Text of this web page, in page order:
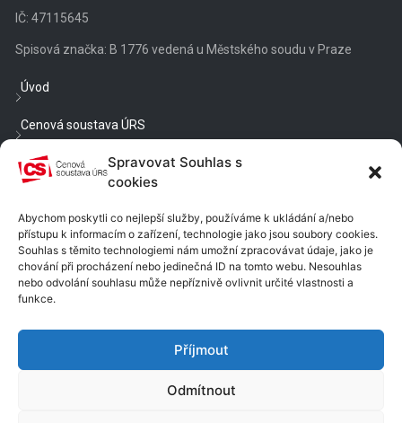
Spravovat Souhlas s
cookies
Abychom poskytli co nejlepší služby, používáme k ukládání a/nebo
přístupu k informacím o zařízení, technologie jako jsou soubory cookies.
Souhlas s těmito technologiemi nám umožní zpracovávat údaje, jako je
chování při procházení nebo jedinečná ID na tomto webu. Nesouhlas
nebo odvolání souhlasu může nepříznivě ovlivnit určité vlastnosti a
funkce.
Příjmout
Odmítnout
IČ: 47115645
Spisová značka: B 1776 vedená u Městského soudu v Praze
Úvod
Cenová soustava ÚRS
Veřejné zakázky
Blog
Cenové a technické podmínky
Dostávat e-mailem rady, náměty a informace?